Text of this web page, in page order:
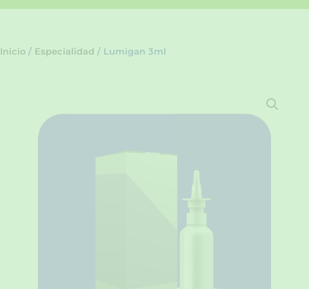
Inicio / Especialidad / Lumigan 3ml